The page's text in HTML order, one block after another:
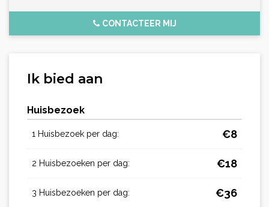
CONTACTEER MIJ
Ik bied aan
Huisbezoek
1 Huisbezoek per dag: €8
2 Huisbezoeken per dag: €18
3 Huisbezoeken per dag: €36